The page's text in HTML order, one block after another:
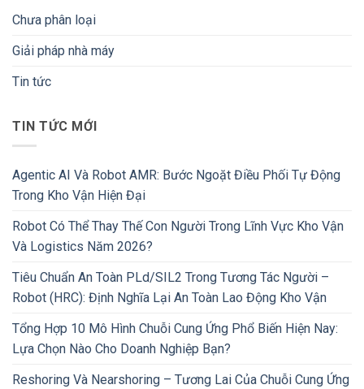
Chưa phân loại
Giải pháp nhà máy
Tin tức
TIN TỨC MỚI
Agentic AI Và Robot AMR: Bước Ngoặt Điều Phối Tự Động
Trong Kho Vận Hiện Đại
Robot Có Thể Thay Thế Con Người Trong Lĩnh Vực Kho Vận
Và Logistics Năm 2026?
Tiêu Chuẩn An Toàn PLd/SIL2 Trong Tương Tác Người –
Robot (HRC): Định Nghĩa Lại An Toàn Lao Động Kho Vận
Tổng Hợp 10 Mô Hình Chuỗi Cung Ứng Phổ Biến Hiện Nay:
Lựa Chọn Nào Cho Doanh Nghiệp Bạn?
Reshoring Và Nearshoring – Tương Lai Của Chuỗi Cung Ứng